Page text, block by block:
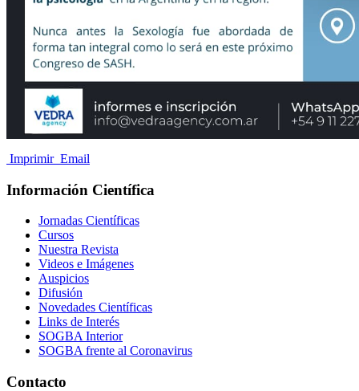
Imprimir Email
Información Científica
Jornadas Científicas
Cursos
Nuestra Revista
Videos e Imágenes
Auspicios
Difusión
Novedades Científicas
Links de Interés
SOGBA Interior
SOGBA frente al Coronavirus
Contacto